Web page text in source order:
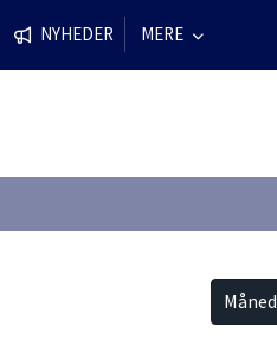
NYHEDER MERE
Måned